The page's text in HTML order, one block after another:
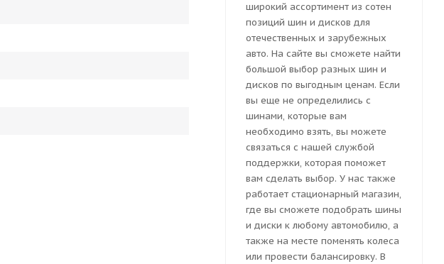
широкий ассортимент из сотен
позиций шин и дисков для
отечественных и зарубежных
авто. На сайте вы сможете найти
большой выбор разных шин и
дисков по выгодным ценам. Если
вы еще не определились с
шинами, которые вам
необходимо взять, вы можете
связаться с нашей службой
поддержки, которая поможет
вам сделать выбор. У нас также
работает стационарный магазин,
где вы сможете подобрать шины
и диски к любому автомобилю, а
также на месте поменять колеса
или провести балансировку. В